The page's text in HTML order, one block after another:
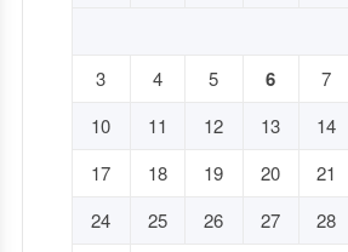
3
4 5 6 7
10
11 12 13 14
17
18 19 20 21
24
25 26 27 28